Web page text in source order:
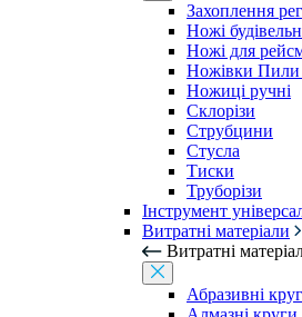
Захоплення
Ножі
Ножі для
Ножівки Пили
Ножиці ручні
Склорізи
Струбцини
Стусла
Тиски
Труборізи
Інструмент
Витратні матеріали
Витратні
Абразивні